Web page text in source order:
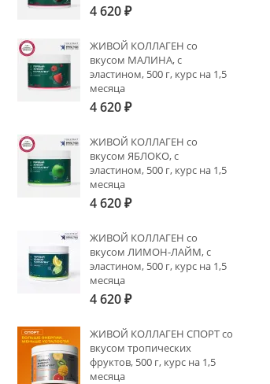
4 620₽
ЖИВОЙ КОЛЛАГЕН со
вкусом МАЛИНА, с
эластином, 500 г, курс на 1,5
месяца
4 620₽
ЖИВОЙ КОЛЛАГЕН со
вкусом ЯБЛОКО, с
эластином, 500 г, курс на 1,5
месяца
4 620₽
ЖИВОЙ КОЛЛАГЕН со
вкусом ЛИМОН-ЛАЙМ, с
эластином, 500 г, курс на 1,5
месяца
4 620₽
ЖИВОЙ КОЛЛАГЕН СПОРТ со
вкусом тропических
фруктов, 500 г, курс на 1,5
месяца